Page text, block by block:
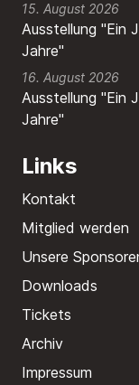
15. August 2026
Ausstellung "Ein
Jahre"
16. August 2026
Ausstellung "Ein
Jahre"
Links
Kontakt
Mitglied werden
Unsere
Downloads
Tickets
Archiv
Impressum